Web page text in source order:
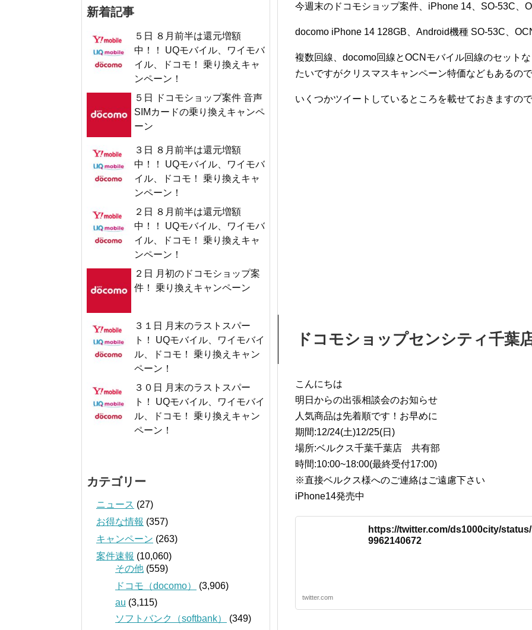
今週末のドコモショップ案件、iPhone 14、SO-53C、
docomo iPhone 14 128GB、Android機種 SO-53C、
複数回線、docomo回線とOCNモバイル回線のセット
たいですがクリスマスキャンペーン特価などもあるの
いくつかツイートしているところを載せておきますの
ドコモショップセンシティ千葉
こんにちは
明日からの出張相談会のお知らせ
人気商品は先着順です！お早めに
期間:12/24(土)12/25(日)
場所:ベルクス千葉千葉店 共有部
時間:10:00~18:00(最終受付17:00)
※直接ベルクス様へのご連絡はご遠慮下さい
iPhone14発売中
https://twitter.com/ds1000city/
9962140672
twitter.com
新着記事
５日 ８月前半は還元増額
中！！ UQモバイル、ワイモバ
イル、ドコモ！ 乗り換えキャ
ンペーン！
５日 ドコモショップ案件 音声
SIMカードの乗り換えキャンペ
ーン
３日 ８月前半は還元増額
中！！ UQモバイル、ワイモバ
イル、ドコモ！ 乗り換えキャ
ンペーン！
２日 ８月前半は還元増額
中！！ UQモバイル、ワイモバ
イル、ドコモ！ 乗り換えキャ
ンペーン！
２日 月初のドコモショップ案
件！ 乗り換えキャンペーン
３１日 月末のラストスパー
ト！ UQモバイル、ワイモバイ
ル、ドコモ！ 乗り換えキャン
ペーン！
３０日 月末のラストスパー
ト！ UQモバイル、ワイモバイ
ル、ドコモ！ 乗り換えキャン
ペーン！
カテゴリー
ニュース (27)
お得な情報 (357)
キャンペーン (263)
案件速報 (10,060)
その他 (559)
ドコモ（docomo）
(3,906)
au (3,115)
ソフトバンク（softbank）
(349)